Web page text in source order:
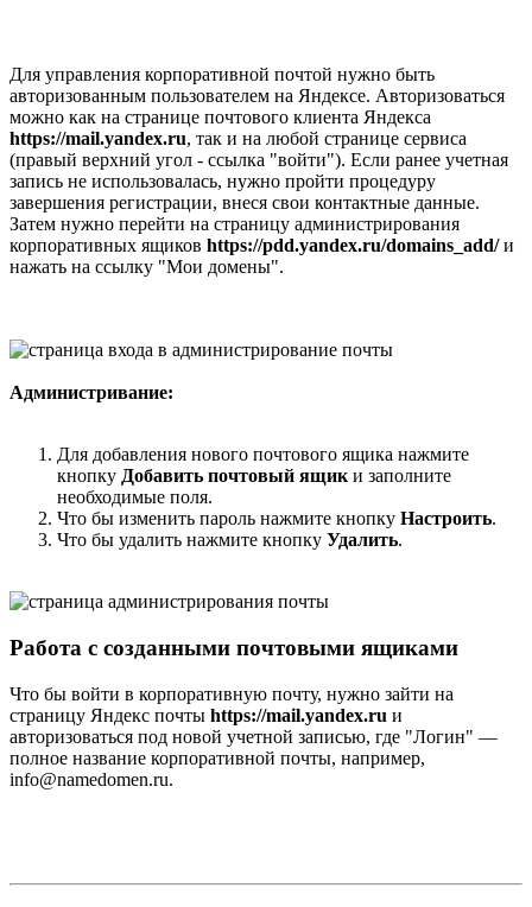
Для управления корпоративной почтой нужно быть
авторизованным пользователем на Яндексе. Авторизоваться
можно как на странице почтового клиента Яндекса
https://mail.yandex.ru, так и на любой странице сервиса
(правый верхний угол - ссылка "войти"). Если ранее учетная
запись не использовалась, нужно пройти процедуру
завершения регистрации, внеся свои контактные данные.
Затем нужно перейти на страницу администрирования
корпоративных ящиков https://pdd.yandex.ru/domains_add/и
нажать на ссылку "Мои домены".
Администривание:
Для добавления нового почтового ящика нажмите
кнопку Добавить почтовый ящик и заполните
необходимые поля.
Что бы изменить пароль нажмите кнопку Настроить.
Что бы удалить нажмите кнопку Удалить.
Работа с созданными почтовыми ящиками
Что бы войти в корпоративную почту, нужно зайти на
страницу Яндекс почты https://mail.yandex.ru и
авторизоваться под новой учетной записью, где "Логин" —
полное название корпоративной почты, например,
info@namedomen.ru.